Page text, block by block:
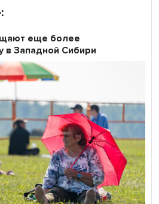
еще более
в Западной Сибири